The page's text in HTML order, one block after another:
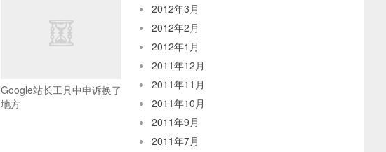
Google站长工具中申诉换了
地方
2012年3月
2012年2月
2012年1月
2011年12月
2011年11月
2011年10月
2011年9月
2011年7月